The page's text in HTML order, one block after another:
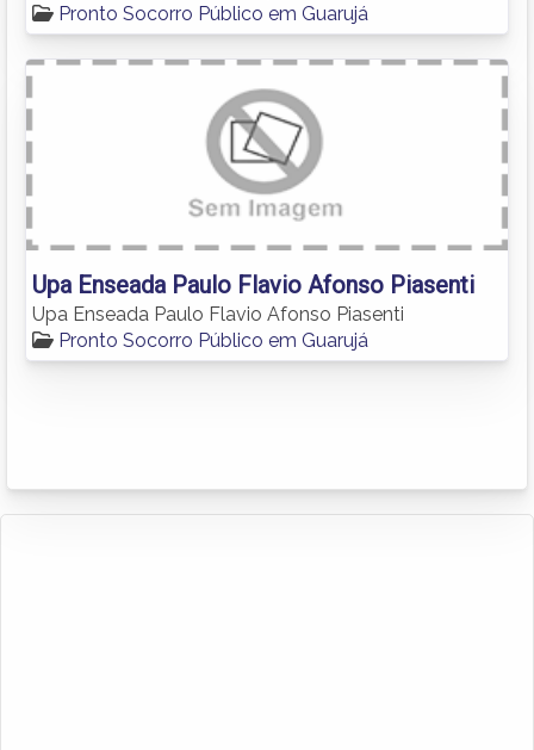
Pronto Socorro Público em Guarujá
Upa Enseada Paulo Flavio Afonso Piasenti
Upa Enseada Paulo Flavio Afonso Piasenti
Pronto Socorro Público em Guarujá